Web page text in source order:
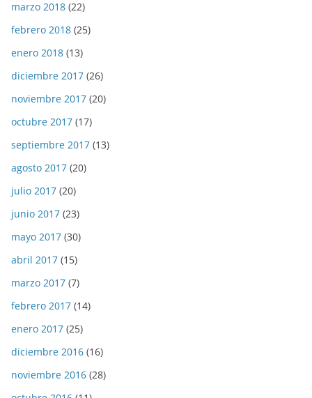
marzo 2018 (22)
febrero 2018 (25)
enero 2018 (13)
diciembre 2017 (26)
noviembre 2017 (20)
octubre 2017 (17)
septiembre 2017 (13)
agosto 2017 (20)
julio 2017 (20)
junio 2017 (23)
mayo 2017 (30)
abril 2017 (15)
marzo 2017 (7)
febrero 2017 (14)
enero 2017 (25)
diciembre 2016 (16)
noviembre 2016 (28)